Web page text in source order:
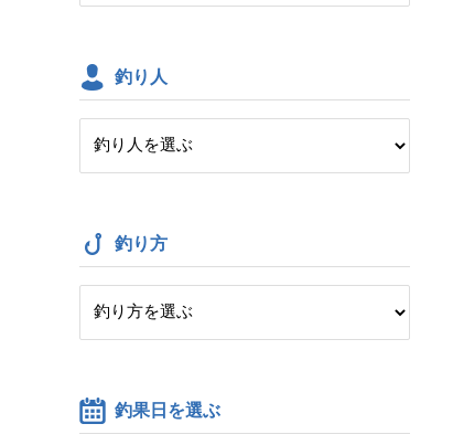
釣り人
釣り方
釣果日を選ぶ